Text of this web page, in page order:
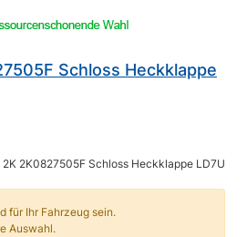
Schloss Heckklappe
2K0827505F Schloss Heckklappe LD7U
für Ihr Fahrzeug sein.
Auswahl.